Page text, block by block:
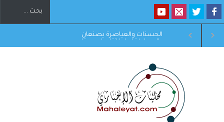
الرقص الروسي و الدبكة الأردنية
العاشر
يصنعان
في مواجهة الفقر